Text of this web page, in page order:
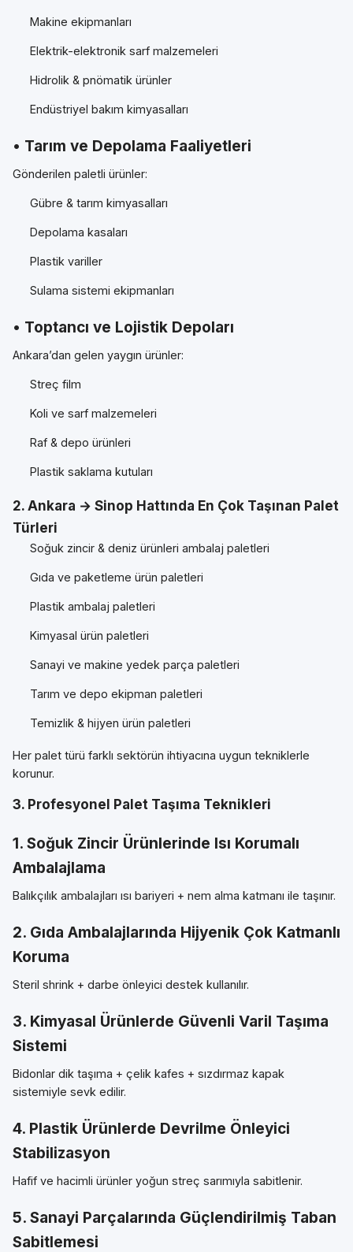
Makine ekipmanları
Elektrik-elektronik sarf malzemeleri
Hidrolik & pnömatik ürünler
Endüstriyel bakım kimyasalları
• Tarım ve Depolama Faaliyetleri
Gönderilen paletli ürünler:
Gübre & tarım kimyasalları
Depolama kasaları
Plastik variller
Sulama sistemi ekipmanları
• Toptancı ve Lojistik Depoları
Ankara’dan gelen yaygın ürünler:
Streç film
Koli ve sarf malzemeleri
Raf & depo ürünleri
Plastik saklama kutuları
2. Ankara → Sinop Hattında En Çok Taşınan Palet
Türleri
Soğuk zincir & deniz ürünleri ambalaj paletleri
Gıda ve paketleme ürün paletleri
Plastik ambalaj paletleri
Kimyasal ürün paletleri
Sanayi ve makine yedek parça paletleri
Tarım ve depo ekipman paletleri
Temizlik & hijyen ürün paletleri
Her palet türü farklı sektörün ihtiyacına uygun tekniklerle
korunur.
3. Profesyonel Palet Taşıma Teknikleri
1. Soğuk Zincir Ürünlerinde Isı Korumalı
Ambalajlama
Balıkçılık ambalajları ısı bariyeri + nem alma katmanı ile taşınır.
2. Gıda Ambalajlarında Hijyenik Çok Katmanlı
Koruma
Steril shrink + darbe önleyici destek kullanılır.
3. Kimyasal Ürünlerde Güvenli Varil Taşıma
Sistemi
Bidonlar dik taşıma + çelik kafes + sızdırmaz kapak
sistemiyle sevk edilir.
4. Plastik Ürünlerde Devrilme Önleyici
Stabilizasyon
Hafif ve hacimli ürünler yoğun streç sarımıyla sabitlenir.
5. Sanayi Parçalarında Güçlendirilmiş Taban
Sabitlemesi